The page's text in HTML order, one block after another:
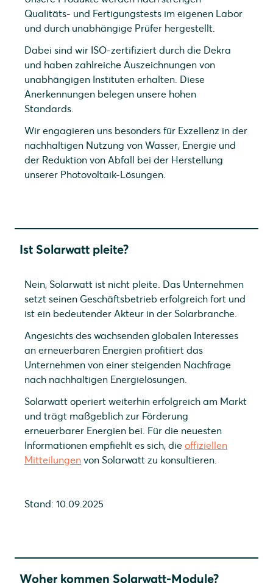
Qualitäts- und Fertigungstests im eigenen Labor
und durch unabhängige Prüfer hergestellt.
Dabei sind wir ISO-zertifiziert durch die Dekra
und haben zahlreiche Auszeichnungen von
unabhängigen Instituten erhalten. Diese
Anerkennungen belegen unsere hohen
Standards.
Wir engagieren uns besonders für Exzellenz in der
nachhaltigen Nutzung von Wasser, Energie und
der Reduktion von Abfall bei der Herstellung
unserer Photovoltaik-Lösungen.
Ist Solarwatt pleite?
Nein, Solarwatt ist nicht pleite. Das Unternehmen
setzt seinen Geschäftsbetrieb erfolgreich fort und
ist ein bedeutender Akteur in der Solarbranche.
Angesichts des wachsenden globalen Interesses
an erneuerbaren Energien profitiert das
Unternehmen von einer steigenden Nachfrage
nach nachhaltigen Energielösungen.
Solarwatt operiert weiterhin erfolgreich am Markt
und trägt maßgeblich zur Förderung
erneuerbarer Energien bei. Für die neuesten
Informationen empfiehlt es sich, die offiziellen
Mitteilungen von Solarwatt zu konsultieren.
Stand: 10.09.2025
Woher kommen Solarwatt-Module?